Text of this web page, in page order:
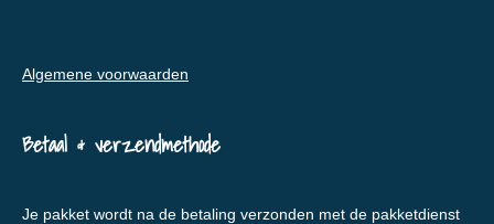
Algemene voorwaarden
Betaal & verzendmethode
Je pakket wordt na de betaling verzonden met de pakketdienst